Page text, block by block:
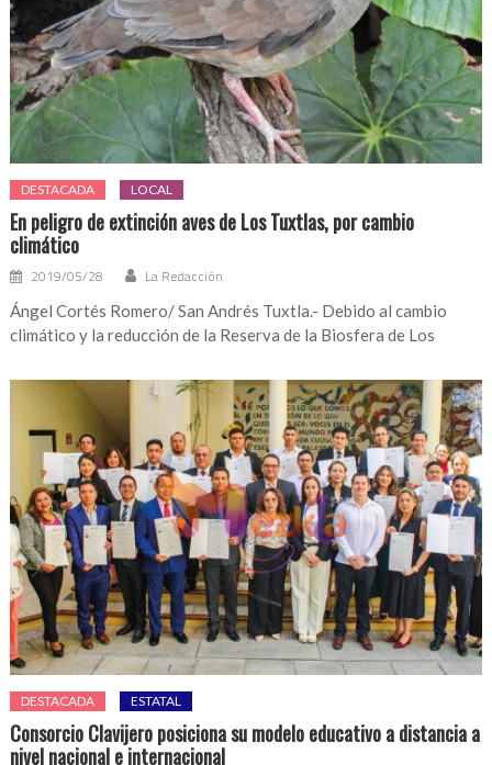
DESTACADA LOCAL
En peligro de extinción aves de Los Tuxtlas, por cambio
climático
2019/05/28 La Redacción
Ángel Cortés Romero/ San Andrés Tuxtla.- Debido al cambio
climático y la reducción de la Reserva de la Biosfera de Los
DESTACADA ESTATAL
Consorcio Clavijero posiciona su modelo educativo a distancia a
nivel nacional e internacional